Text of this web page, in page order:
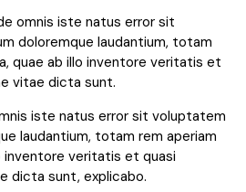
omnis iste natus error sit
doloremque laudantium, totam
quae ab illo inventore veritatis et
vitae dicta sunt.
iste natus error sit voluptatem
laudantium, totam rem aperiam
inventore veritatis et quasi
dicta sunt, explicabo.